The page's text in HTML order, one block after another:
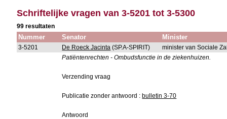
Schriftelijke vragen van 3-5201 tot 3-5300
99 resultaten
Nummer Senator Minister
3-5201 De Roeck Jacinta (SP.A-SPIRIT)
minister van Sociale
Patiëntenrechten - Ombudsfunctie in de ziekenhuizen.
Verzending vraag
Publicatie zonder antwoord : bulletin 3-70
Antwoord